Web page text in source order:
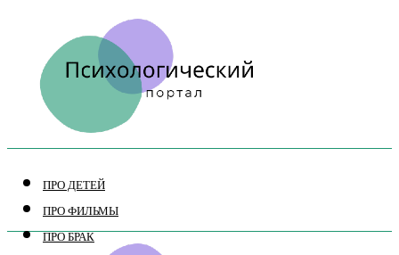
ПРО ДЕТЕЙ
ПРО ФИЛЬМЫ
ПРО БРАК